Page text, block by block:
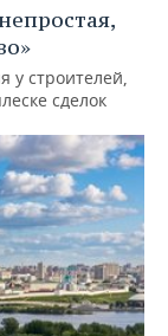
у строителей,
сделок